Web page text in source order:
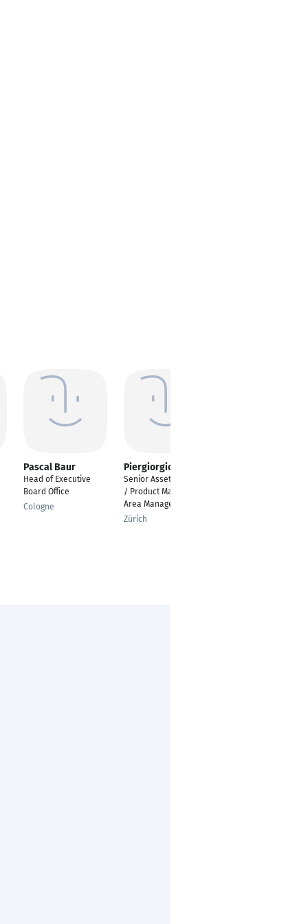
Pascal Baur
Head of Executive
Board Office
Cologne
Piergiorgio Calà
Senior Asset Manager
/ Product Manager /
Area Manager
Zürich